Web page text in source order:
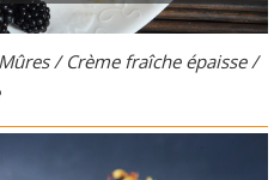
/ Crème fraîche épaisse /